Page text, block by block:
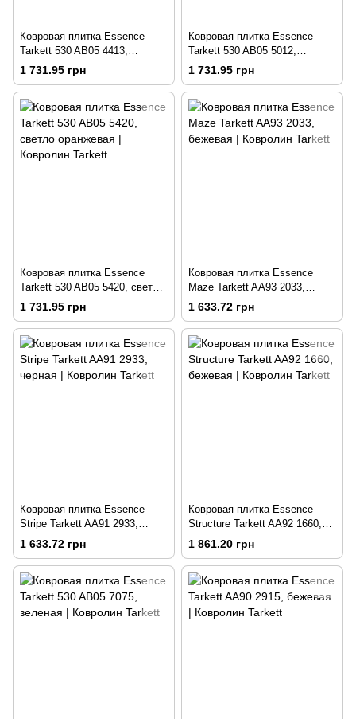
Ковровая плитка Essence
Tarkett 530 AB05 4413,
красная
1 731.95 грн
Ковровая плитка Essence
Tarkett 530 AB05 5012,
оранжевая
1 731.95 грн
Ковровая плитка Essence
Tarkett 530 AB05 5420, светло
оранжевая
1 731.95 грн
Ковровая плитка Essence
Maze Tarkett AA93 2033,
бежевая
1 633.72 грн
Ковровая плитка Essence
Stripe Tarkett AA91 2933,
черная
1 633.72 грн
Ковровая плитка Essence
Structure Tarkett AA92 1660,
бежевая
1 861.20 грн